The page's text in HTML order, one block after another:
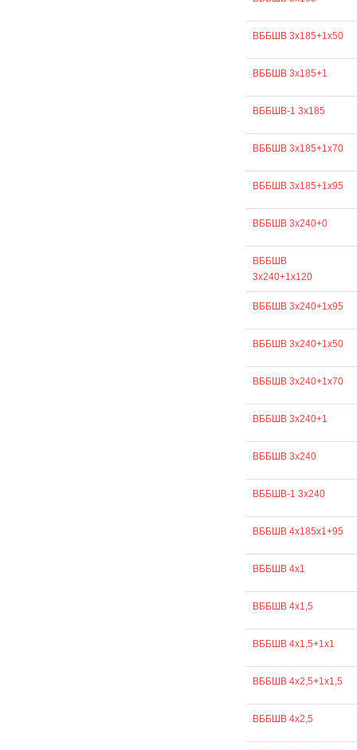
ВББШВ 3х185+1х50
ВББШВ 3х185+1
ВББШВ-1 3х185
ВББШВ 3х185+1х70
ВББШВ 3х185+1х95
ВББШВ 3х240+0
ВББШВ
3х240+1х120
ВББШВ 3х240+1х95
ВББШВ 3х240+1х50
ВББШВ 3х240+1х70
ВББШВ 3х240+1
ВББШВ 3х240
ВББШВ-1 3х240
ВББШВ 4х185х1+95
ВББШВ 4х1
ВББШВ 4х1,5
ВББШВ 4х1,5+1х1
ВББШВ 4х2,5+1х1,5
ВББШВ 4х2,5